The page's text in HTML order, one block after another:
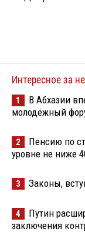
Интересное за
1
В Абхазии
молодёжный
2
Пенсию по
уровне не ниже
3 Законы,
4
Путин
заключения